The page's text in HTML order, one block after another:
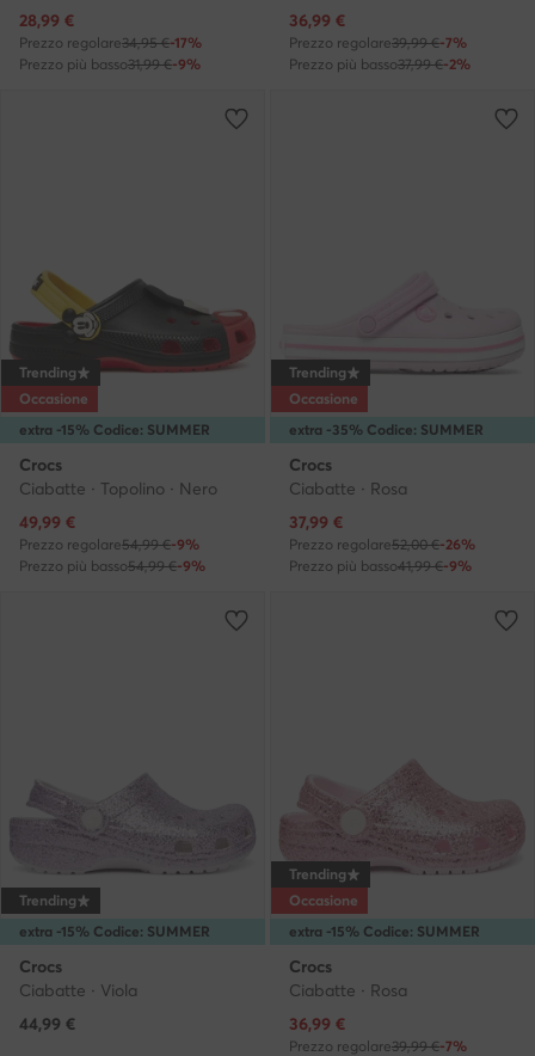
Prezzo attuale
28,99 €
Prezzo regolare34,95 €-17%
Prezzo più basso31,99 €-9%
Prezzo attuale
36,99 €
Prezzo regolare39,99 €-7%
Prezzo più basso37,99 €-2%
extra -15% Codice: SUMMER
Trending
Occasione
Crocs
Ciabatte · Topolino · Nero
Prezzo attuale
49,99 €
Prezzo regolare54,99 €-9%
Prezzo più basso54,99 €-9%
extra -35% Codice: SUMMER
Trending
Occasione
Crocs
Ciabatte · Rosa
Prezzo attuale
37,99 €
Prezzo regolare52,00 €-26%
Prezzo più basso41,99 €-9%
extra -15% Codice: SUMMER
Trending
Crocs
Ciabatte · Viola
44,99 €
extra -15% Codice: SUMMER
Trending
Occasione
Crocs
Ciabatte · Rosa
Prezzo attuale
36,99 €
Prezzo regolare39,99 €-7%